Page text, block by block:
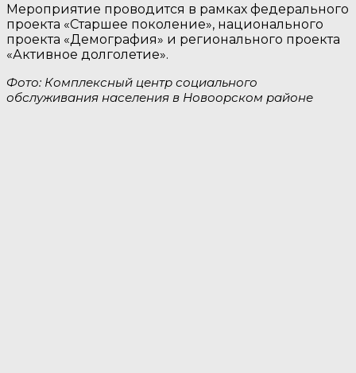
Мероприятие проводится в рамках федерального
проекта «Старшее поколение», национального
проекта «Демография» и регионального проекта
«Активное долголетие».
Фото: Комплексный центр социального
обслуживания населения в Новоорском районе